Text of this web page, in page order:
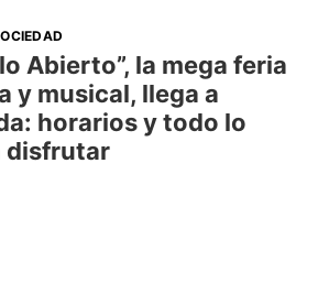
Abierto”, la mega feria
y musical, llega a
horarios y todo lo
disfrutar